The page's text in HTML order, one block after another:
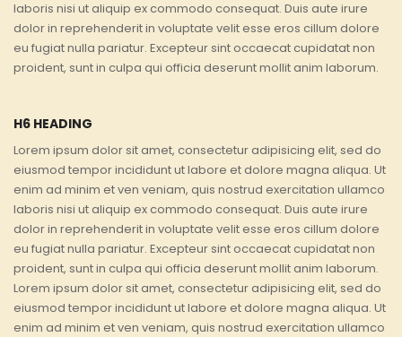
laboris nisi ut aliquip ex commodo consequat. Duis aute irure
dolor in reprehenderit in voluptate velit esse eros cillum dolore
eu fugiat nulla pariatur. Excepteur sint occaecat cupidatat non
proident, sunt in culpa qui officia deserunt mollit anim laborum.
H6 HEADING
Lorem ipsum dolor sit amet, consectetur adipisicing elit, sed do
eiusmod tempor incididunt ut labore et dolore magna aliqua. Ut
enim ad minim et ven veniam, quis nostrud exercitation ullamco
laboris nisi ut aliquip ex commodo consequat. Duis aute irure
dolor in reprehenderit in voluptate velit esse eros cillum dolore
eu fugiat nulla pariatur. Excepteur sint occaecat cupidatat non
proident, sunt in culpa qui officia deserunt mollit anim laborum.
Lorem ipsum dolor sit amet, consectetur adipisicing elit, sed do
eiusmod tempor incididunt ut labore et dolore magna aliqua. Ut
enim ad minim et ven veniam, quis nostrud exercitation ullamco